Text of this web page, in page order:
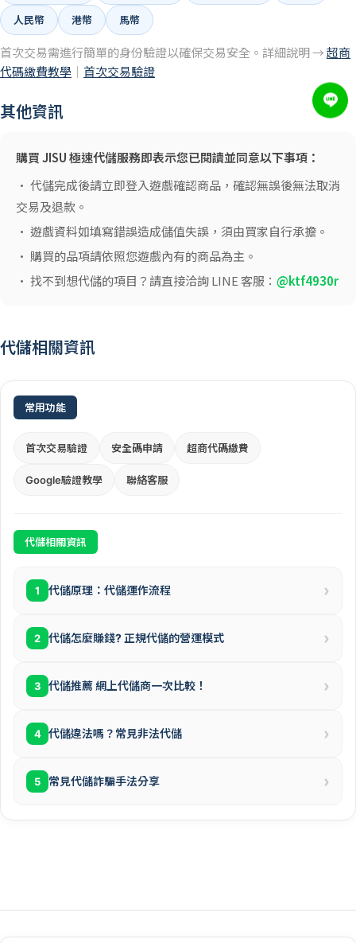
人民幣
港幣 馬幣
首次交易需進行簡單的身份驗證以確保交易安全。詳細說明 →超商
代碼繳費教學 ｜ 首次交易驗證
其他資訊
購買 JISU 極速代儲服務即表示您已閱讀並同意以下事項：
• 代儲完成後請立即登入遊戲確認商品，確認無誤後無法取消
交易及退款。
• 遊戲資料如填寫錯誤造成儲值失誤，須由買家自行承擔。
• 購買的品項請依照您遊戲內有的商品為主。
• 找不到想代儲的項目？請直接洽詢 LINE 客服： @ktf4930r
代儲相關資訊
常用功能
首次交易驗證 安全碼申請 超商代碼繳費
Google驗證教學 聯絡客服
代儲相關資訊
1 代儲原理：代儲運作流程 ›
2 代儲怎麼賺錢? 正規代儲的營運模式 ›
3 代儲推薦 網上代儲商一次比較！ ›
4 代儲違法嗎？常見非法代儲 ›
5 常見代儲詐騙手法分享 ›